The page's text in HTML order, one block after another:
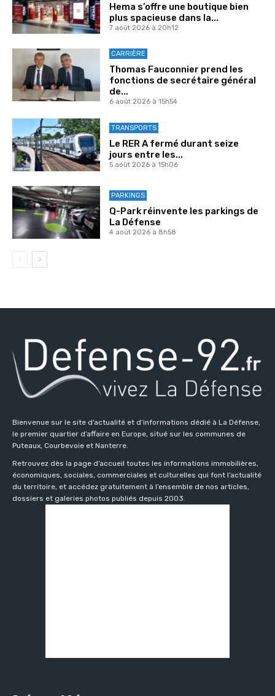
Hema s’offre une boutique bien
plus spacieuse dans la...
7 août 2026 à 20h12
CARRIÈRE
Thomas Fauconnier prend les
fonctions de secrétaire général
de...
6 août 2026 à 15h54
TRANSPORTS
Le RER A fermé durant seize
jours entre les...
5 août 2026 à 15h06
PARKINGS
Q-Park réinvente les parkings de
La Défense
4 août 2026 à 8h58
Bienvenue sur le site d’actualité et d’informations dédié à La Défense,
le premier quartier d’affaire en Europe, situé sur les communes de
Puteaux, Courbevoie et Nanterre.
Retrouvez dès la page d’accueil toutes les informations immobilières,
économiques, sociales, commerciales et culturelles qui font l’actualité
du territoire, et accédez gratuitement à l’ensemble de nos articles,
dossiers et galeries photos publiés depuis 2003.